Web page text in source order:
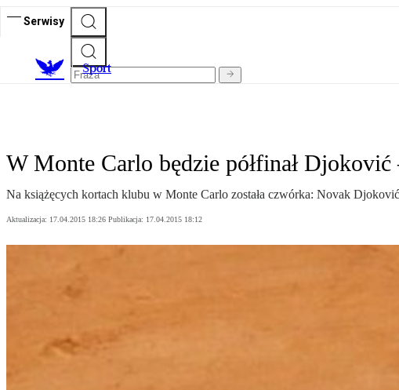
Serwisy
Sport
W Monte Carlo będzie półfinał Djoković
Na książęcych kortach klubu w Monte Carlo została czwórka: Novak
Aktualizacja: 17.04.2015 18:26 Publikacja: 17.04.2015 18:12